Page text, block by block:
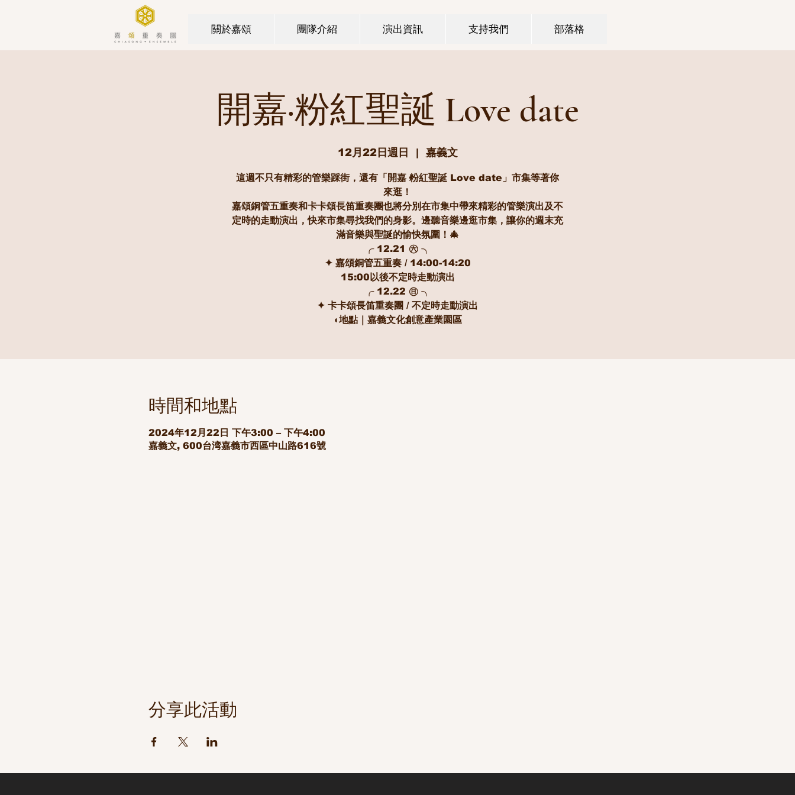
關於嘉頌 團隊介紹 演出資訊 支持我們 部落格
開嘉·粉紅聖誕 Love date
12月22日週日 嘉義文
這週不只有精彩的管樂踩街，還有「開嘉·粉紅聖誕 Love date」市集等著你
來逛！
嘉頌銅管五重奏和卡卡頌長笛重奏團也將分別在市集中帶來精彩的管樂演出及不
定時的走動演出，快來市集尋找我們的身影。邊聽音樂邊逛市集，讓你的週末充
滿音樂與聖誕的愉快氛圍！🎄
╭ 12.21 ㊅ ╮
✦ 嘉頌銅管五重奏 / 14:00-14:20
15:00以後不定時走動演出
╭ 12.22 ㊐ ╮
✦ 卡卡頌長笛重奏團 / 不定時走動演出
◖地點｜嘉義文化創意產業園區
時間和地點
2024年12月22日 下午3:00 – 下午4:00
嘉義文, 600台湾嘉義市西區中山路616號
分享此活動